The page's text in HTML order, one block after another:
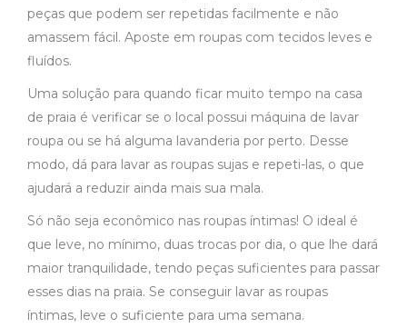
peças que podem ser repetidas facilmente e não
amassem fácil. Aposte em roupas com tecidos leves e
fluídos.
Uma solução para quando ficar muito tempo na casa
de praia é verificar se o local possui máquina de lavar
roupa ou se há alguma lavanderia por perto. Desse
modo, dá para lavar as roupas sujas e repeti-las, o que
ajudará a reduzir ainda mais sua mala.
Só não seja econômico nas roupas íntimas! O ideal é
que leve, no mínimo, duas trocas por dia, o que lhe dará
maior tranquilidade, tendo peças suficientes para passar
esses dias na praia. Se conseguir lavar as roupas
íntimas, leve o suficiente para uma semana.